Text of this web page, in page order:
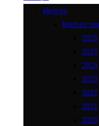
Montres
Montres
2026
2025
2024
2023
2022
2021
2020